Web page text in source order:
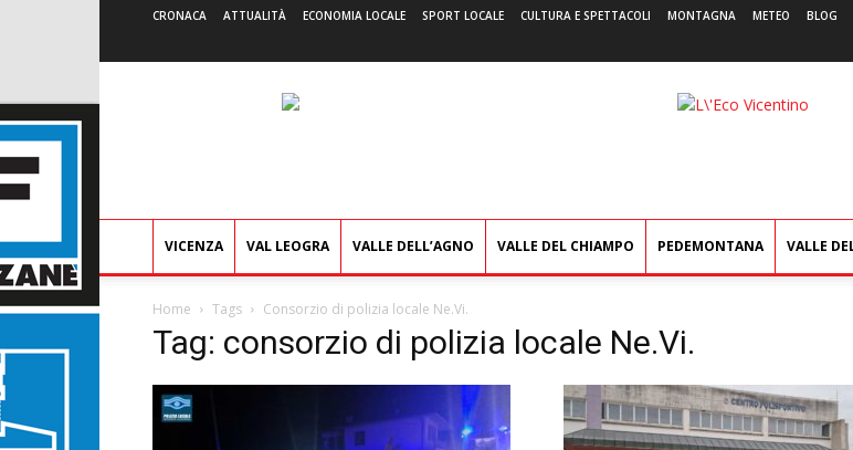
CRONACA ATTUALITÀ ECONOMIA LOCALE SPORT LOCALE CULTURA E SPETTACOLI MONTAGNA METEO BLOG
L'Eco
VICENZA VAL LEOGRA VALLE DELL’AGNO VALLE DEL CHIAMPO PEDEMONTANA VALLE
Home Tags Consorzio di polizia locale Ne.Vi.
Tag: consorzio di polizia locale Ne.Vi.